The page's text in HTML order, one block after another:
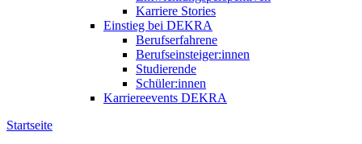
Karriere Stories
Einstieg bei DEKRA
Berufserfahrene
Berufseinsteiger:innen
Studierende
Schüler:innen
Karriereevents DEKRA
Startseite